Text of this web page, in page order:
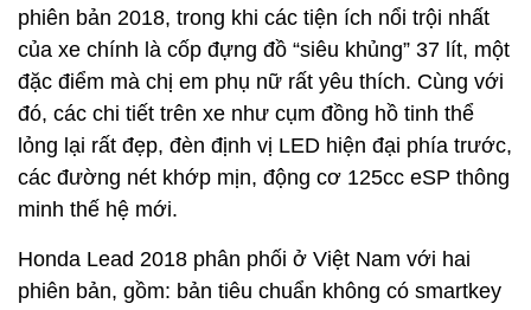
phiên bản 2018, trong khi các tiện ích nổi trội nhất
của xe chính là cốp đựng đồ “siêu khủng” 37 lít, một
đặc điểm mà chị em phụ nữ rất yêu thích. Cùng với
đó, các chi tiết trên xe như cụm đồng hồ tinh thể
lỏng lại rất đẹp, đèn định vị LED hiện đại phía trước,
các đường nét khớp mịn, động cơ 125cc eSP thông
minh thế hệ mới.
Honda Lead 2018 phân phối ở Việt Nam với hai
phiên bản, gồm: bản tiêu chuẩn không có smartkey